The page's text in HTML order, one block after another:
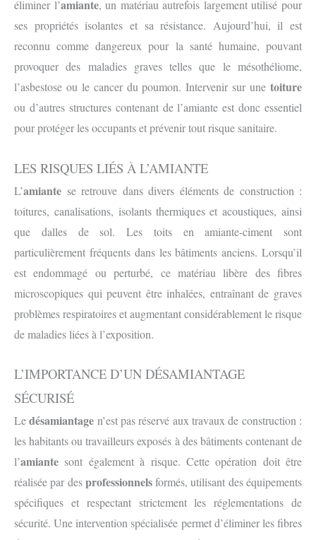
éliminer l’amiante, un matériau autrefois largement utilisé pour
ses propriétés isolantes et sa résistance. Aujourd’hui, il est
reconnu comme dangereux pour la santé humaine, pouvant
provoquer des maladies graves telles que le mésothéliome,
l’asbestose ou le cancer du poumon. Intervenir sur une toiture
ou d’autres structures contenant de l’amiante est donc essentiel
pour protéger les occupants et prévenir tout risque sanitaire.
LES RISQUES LIÉS À L’AMIANTE
L’amiante se retrouve dans divers éléments de construction :
toitures, canalisations, isolants thermiques et acoustiques, ainsi
que dalles de sol. Les toits en amiante-ciment sont
particulièrement fréquents dans les bâtiments anciens. Lorsqu’il
est endommagé ou perturbé, ce matériau libère des fibres
microscopiques qui peuvent être inhalées, entraînant de graves
problèmes respiratoires et augmentant considérablement le risque
de maladies liées à l’exposition.
L’IMPORTANCE D’UN DÉSAMIANTAGE
SÉCURISÉ
Ledésamiantage n’est pas réservé aux travaux de construction :
les habitants ou travailleurs exposés à des bâtiments contenant de
l’amiante sont également à risque. Cette opération doit être
réalisée par desprofessionnelsformés, utilisant des équipements
spécifiques et respectant strictement les réglementations de
sécurité. Une intervention spécialisée permet d’éliminer les fibres